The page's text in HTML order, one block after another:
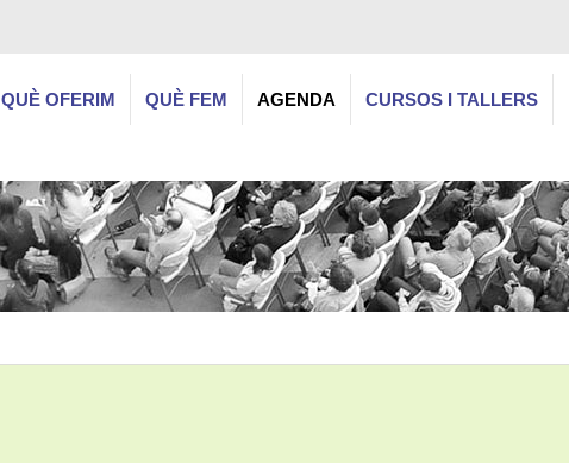
QUÈ OFERIM QUÈ FEM AGENDA CURSOS I TALLERS